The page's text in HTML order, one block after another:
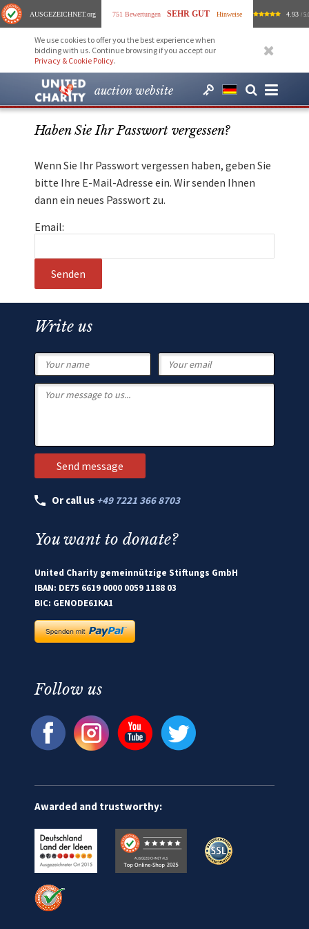
AUSGEZEICHNET.org 751 Bewertungen SEHR GUT Hinweise 4.93 /
We use cookies to offer you the best experience when
bidding with us. Continue browsing if you accept our
Privacy & Cookie Policy.
auction website
Haben Sie Ihr Passwort vergessen?
Wenn Sie Ihr Passwort vergessen haben, geben Sie
bitte Ihre E-Mail-Adresse ein. Wir senden Ihnen
dann ein neues Passwort zu.
Email:
Write us
Or call us +49 7221 366 8703
You want to donate?
United Charity gemeinnützige Stiftungs GmbH
IBAN: DE75 6619 0000 0059 1188 03
BIC: GENODE61KA1
Follow us
Awarded and trustworthy: